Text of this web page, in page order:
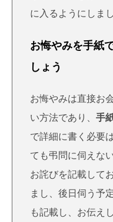
に入るようにしま
お悔やみを手紙
しょう
お悔やみは直接お
い方法であり、 手
で詳細に書く必要
ても弔問に伺えな
お詫びを記載して
まし、後日伺う予
も記載し、お伝え